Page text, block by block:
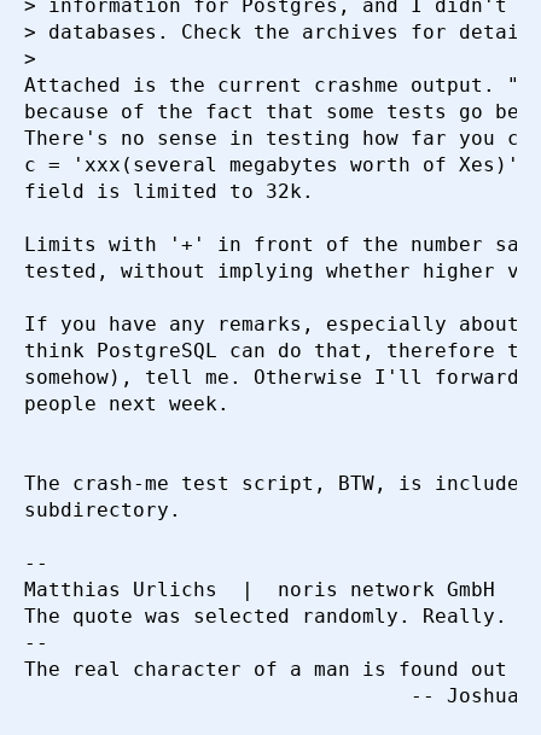
> information for Postgres, and I didn't
> databases. Check the archives for
>
Attached is the current crashme output.
because of the fact that some tests go
There's no sense in testing how far you can
c = 'xxx(several megabytes worth of Xes)'"
field is limited to 32k.
Limits with '+' in front of the number
tested, without implying whether higher
If you have any remarks, especially
think PostgreSQL can do that, therefore
somehow), tell me. Otherwise I'll forward
people next week.
The crash-me test script, BTW, is included
subdirectory.
--
Matthias Urlichs  |  noris network GmbH
The quote was selected randomly.
--
The real character of a man is found out by